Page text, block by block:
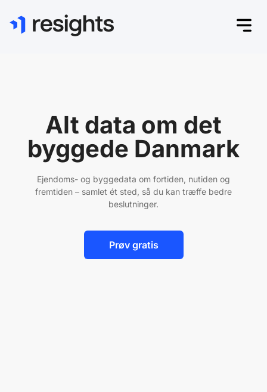
Alt data om det
byggede Danmark
Ejendoms- og byggedata om fortiden, nutiden og
fremtiden – samlet ét sted, så du kan træffe bedre
beslutninger.
Prøv gratis